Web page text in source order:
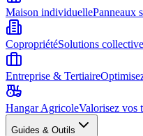
Maison individuellePanneaux
CopropriétéSolutions
Entreprise & Tertiaire
Hangar AgricoleValorisez vos
Guides & Outils